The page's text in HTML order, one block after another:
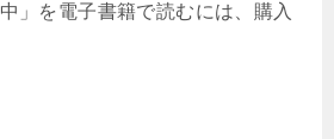
」を電子書籍で読むには、購入